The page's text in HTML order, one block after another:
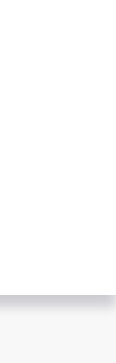
nur für allgemeine
entsprechende